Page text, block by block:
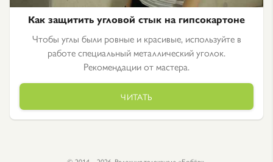
Как защитить угловой стык на гипсокартоне
Чтобы углы были ровные и красивые, используйте в
работе специальный металлический уголок.
Рекомендации от мастера.
ЧИТАТЬ